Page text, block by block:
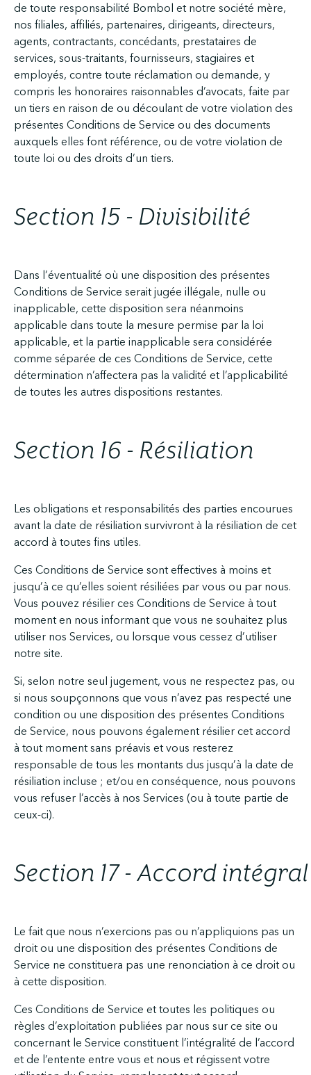
de toute responsabilité Bombol et notre société mère,
nos filiales, affiliés, partenaires, dirigeants, directeurs,
agents, contractants, concédants, prestataires de
services, sous-traitants, fournisseurs, stagiaires et
employés, contre toute réclamation ou demande, y
compris les honoraires raisonnables d’avocats, faite par
un tiers en raison de ou découlant de votre violation des
présentes Conditions de Service ou des documents
auxquels elles font référence, ou de votre violation de
toute loi ou des droits d’un tiers.
Section 15 - Divisibilité
Dans l’éventualité où une disposition des présentes
Conditions de Service serait jugée illégale, nulle ou
inapplicable, cette disposition sera néanmoins
applicable dans toute la mesure permise par la loi
applicable, et la partie inapplicable sera considérée
comme séparée de ces Conditions de Service, cette
détermination n’affectera pas la validité et l’applicabilité
de toutes les autres dispositions restantes.
Section 16 - Résiliation
Les obligations et responsabilités des parties encourues
avant la date de résiliation survivront à la résiliation de cet
accord à toutes fins utiles.
Ces Conditions de Service sont effectives à moins et
jusqu’à ce qu’elles soient résiliées par vous ou par nous.
Vous pouvez résilier ces Conditions de Service à tout
moment en nous informant que vous ne souhaitez plus
utiliser nos Services, ou lorsque vous cessez d’utiliser
notre site.
Si, selon notre seul jugement, vous ne respectez pas, ou
si nous soupçonnons que vous n’avez pas respecté une
condition ou une disposition des présentes Conditions
de Service, nous pouvons également résilier cet accord
à tout moment sans préavis et vous resterez
responsable de tous les montants dus jusqu’à la date de
résiliation incluse ; et/ou en conséquence, nous pouvons
vous refuser l’accès à nos Services (ou à toute partie de
ceux-ci).
Section 17 - Accord intégral
Le fait que nous n’exercions pas ou n’appliquions pas un
droit ou une disposition des présentes Conditions de
Service ne constituera pas une renonciation à ce droit ou
à cette disposition.
Ces Conditions de Service et toutes les politiques ou
règles d’exploitation publiées par nous sur ce site ou
concernant le Service constituent l’intégralité de l’accord
et de l’entente entre vous et nous et régissent votre